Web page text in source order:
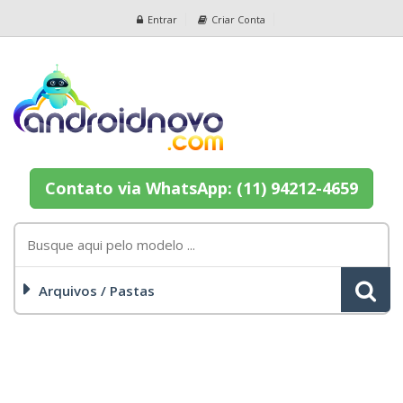
Entrar Criar Conta
Contato via WhatsApp: (11) 94212-4659
Arquivos / Pastas